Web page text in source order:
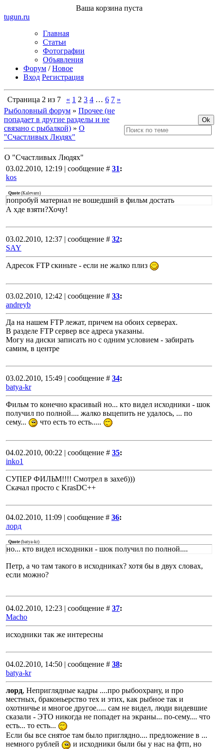
Ваша корзина пуста
tugun.ru
Главная
Статьи
Фотографии
Объявления
Форум /Новое
Вход Регистрация
Страница 2 из 7 « 1 2 3 4 … 6 7 »
Рыболовный форум » Прочее (не
попадает в другие разделы и не
связано с рыбалкой) » О
"Счастливых Людях"
О "Счастливых Людях"
03.02.2010, 12:19 | сообщение # 31:
kos
Quote (Kalevaro)
попробуй материал не вошедший в фильм достать
А хде взяти?Хочу!
03.02.2010, 12:37 | сообщение # 32:
SAY
Адресок FTP скиньте - если не жалко плиз
03.02.2010, 12:42 | сообщение # 33:
andreyb
Да на нашем FTP лежат, причем на обоих серверах.
В разделе FTP сервер все адреса указаны.
Могу на диски записать но с одним условием - забирать
самим, в центре
03.02.2010, 15:49 | сообщение # 34:
batya-kr
Фильм то конечно красивый но... кто видел исходники - шок
получил по полной.... жалко выцепить не удалось, ... по
сему...
что есть то есть.....
04.02.2010, 00:22 | сообщение # 35:
inko1
СУПЕР ФИЛЬМ!!!! Смотрел в захеб)))
Скачал просто с KrasDC++
04.02.2010, 11:09 | сообщение # 36:
лорд
Quote (batya-kr)
но... кто видел исходники - шок получил по полной....
Петр, а чо там такого в исходниках? хотя бы в двух словах,
если можно?
04.02.2010, 12:23 | сообщение # 37:
Macho
исходники так же интересны
04.02.2010, 14:50 | сообщение # 38:
batya-kr
лорд, Неприглядные кадры ....про рыбоохрану, и про
местных, браконьерство тех и этих, как рыбное так и
охотничье и многое другое..... сам не видел, люди видевшие
сказали - ЭТО никогда не попадет на экраны... по-сему.... что
есть... то есть...
Если бы все снятое там было приглядно.... предложение в ...
немного рублей
и исходники были бы у нас на фтп, но